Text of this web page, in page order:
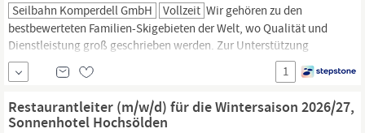
Seilbahn Komperdell GmbH Vollzeit Wir gehören zu den
bestbewerteten Familien-Skigebieten der Welt, wo Qualität und
Dienstleistung groß geschrieben werden. Zur Unterstützung
unseres Berg-Gastronomie-Teams der Seilbahn Komperdell
Serfaus suchen wir für die Wintersaison 2026/27 einen
Restaurantleiter
Restaurantleiter...
1
Restaurantleiter (m/w/d) für die Wintersaison 2026/27,
Sonnenhotel Hochsölden